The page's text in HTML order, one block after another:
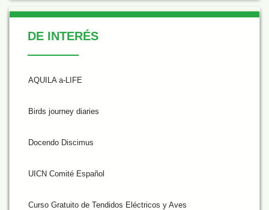
De Interés
DE INTERÉS
AQUILA a-LIFE
Birds journey diaries
Docendo Discimus
UICN Comité Español
Curso Gratuito de Tendidos Eléctricos y Aves